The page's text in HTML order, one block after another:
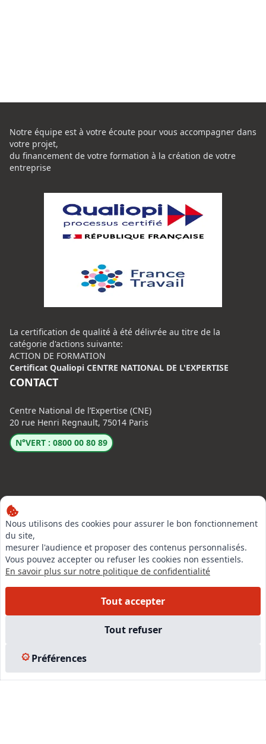
Nous utilisons des cookies pour assurer le bon fonctionnement
du site,
mesurer l'audience et proposer des contenus personnalisés.
Vous pouvez accepter ou refuser les cookies non essentiels.
En savoir plus sur notre politique de confidentialité
Tout accepter
Tout refuser
Préférences
Notre équipe est à votre écoute pour vous accompagner dans
votre projet,
du financement de votre formation à la création de votre
entreprise
La certification de qualité à été délivrée au titre de la
catégorie d'actions suivante:
ACTION DE FORMATION
Certificat Qualiopi CENTRE NATIONAL DE L'EXPERTISE
CONTACT
Centre National de l’Expertise (CNE)
20 rue Henri Regnault, 75014 Paris
N°VERT : 0800 00 80 89
LinkedIn
Instagram
Facebook
Nous rejoindre
Partenaires